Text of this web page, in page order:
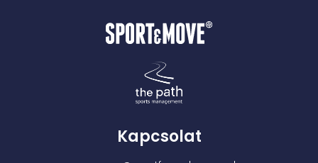
Kapcsolat